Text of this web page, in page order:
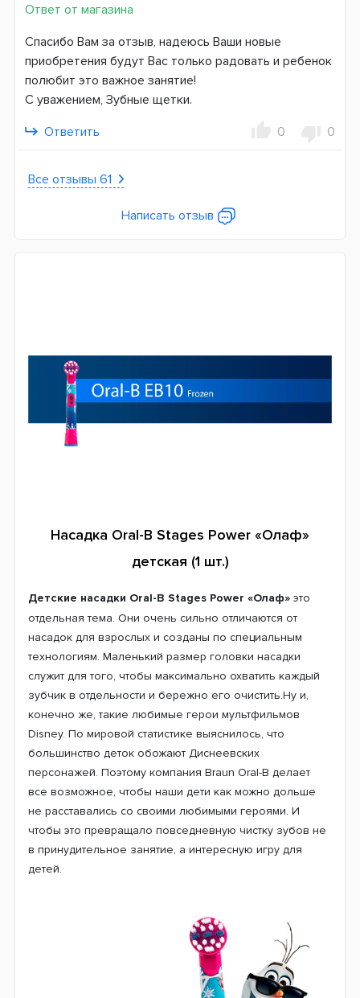
Ответ от магазина
Спасибо Вам за отзыв, надеюсь Ваши новые
приобретения будут Вас только радовать и ребенок
полюбит это важное занятие!
С уважением, Зубные щетки.
Ответить
0 0
Все отзывы 61
Написать отзыв